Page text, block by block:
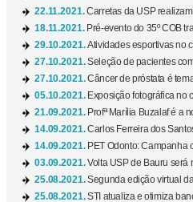
22.11.2021.Carretas da USP
18.11.2021. Pré-evento do 35º COB
29.10.2021.Atividades esportivas no
27.10.2021.Seleção de pacientes
27.10.2021.Câncer de próstata é
05.10.2021. Exposição fotográfica no
21.09.2021. Profª Marília Buzalaf é a
14.09.2021.Carlos Ferreira dos
14.09.2021. PET Odonto: Campanha
03.09.2021.Volta USP de Bauru será
25.08.2021.Segunda edição virtual
25.08.2021.STI atualiza e otimiza